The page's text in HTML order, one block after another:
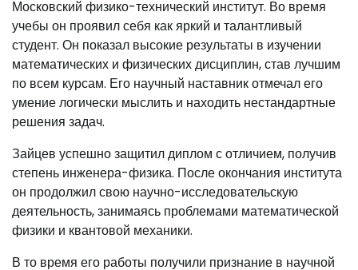
Московский физико-технический институт. Во время
учебы он проявил себя как яркий и талантливый
студент. Он показал высокие результаты в изучении
математических и физических дисциплин, став лучшим
по всем курсам. Его научный наставник отмечал его
умение логически мыслить и находить нестандартные
решения задач.
Зайцев успешно защитил диплом с отличием, получив
степень инженера-физика. После окончания института
он продолжил свою научно-исследовательскую
деятельность, занимаясь проблемами математической
физики и квантовой механики.
В то время его работы получили признание в научной